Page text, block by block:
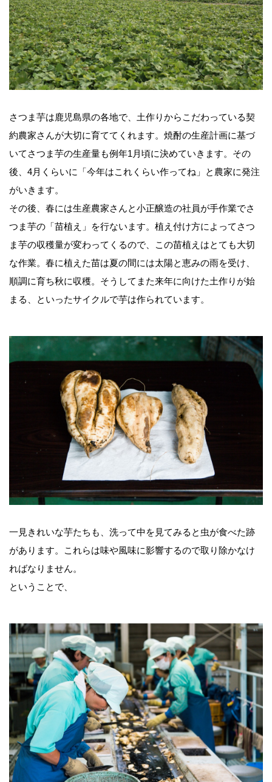
さつま芋は鹿児島県の各地で、土作りからこだわっている契
約農家さんが大切に育ててくれます。焼酎の生産計画に基づ
いてさつま芋の生産量も例年1月頃に決めていきます。その
後、4月くらいに「今年はこれくらい作ってね」と農家に発注
がいきます。
その後、春には生産農家さんと小正醸造の社員が手作業でさ
つま芋の「苗植え」を行ないます。植え付け方によってさつ
ま芋の収穫量が変わってくるので、この苗植えはとても大切
な作業。春に植えた苗は夏の間には太陽と恵みの雨を受け、
順調に育ち秋に収穫。そうしてまた来年に向けた土作りが始
まる、といったサイクルで芋は作られています。
一見きれいな芋たちも、洗って中を見てみると虫が食べた跡
があります。これらは味や風味に影響するので取り除かなけ
ればなりません。
ということで、